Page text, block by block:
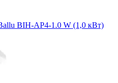
BIH-AP4-1.0 W (1,0 кВт)